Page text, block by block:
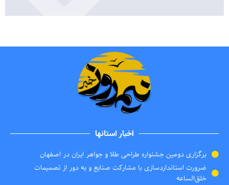
اخبار استانها
برگزاری دومین جشنواره طراحی طلا و جواهر ایران در اصفهان
ضرورت استانداردسازی با مشارکت صنایع و به دور از تصمیمات
خلق‌الساعه